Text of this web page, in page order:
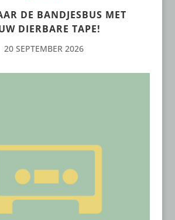
DE BANDJESBUS MET
DIERBARE TAPE!
20 SEPTEMBER 2026